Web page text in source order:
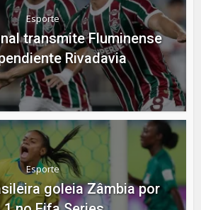
Esporte
transmite Fluminense
Rivadavia
Esporte
goleia Zâmbia por